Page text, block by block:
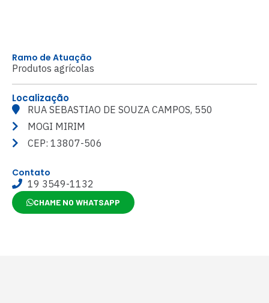
Ramo de Atuação
Produtos agrícolas
Localização
RUA SEBASTIAO DE SOUZA CAMPOS, 550
MOGI MIRIM
CEP: 13807-506
Contato
19 3549-1132
CHAME NO WHATSAPP